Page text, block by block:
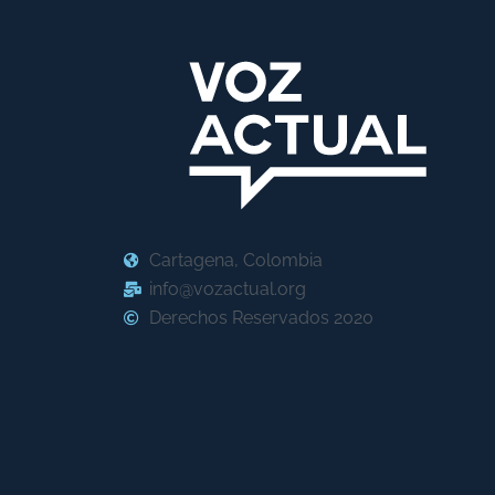
Cartagena, Colombia
info@vozactual.org
Derechos Reservados 2020